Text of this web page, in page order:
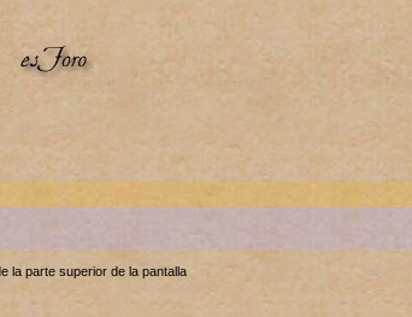
la parte superior de la pantalla